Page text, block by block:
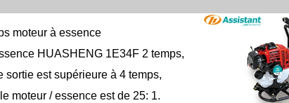
moteur à essence
HUASHENG 1E34F 2 temps,
sortie est supérieure à 4 temps,
moteur / essence est de 25: 1.